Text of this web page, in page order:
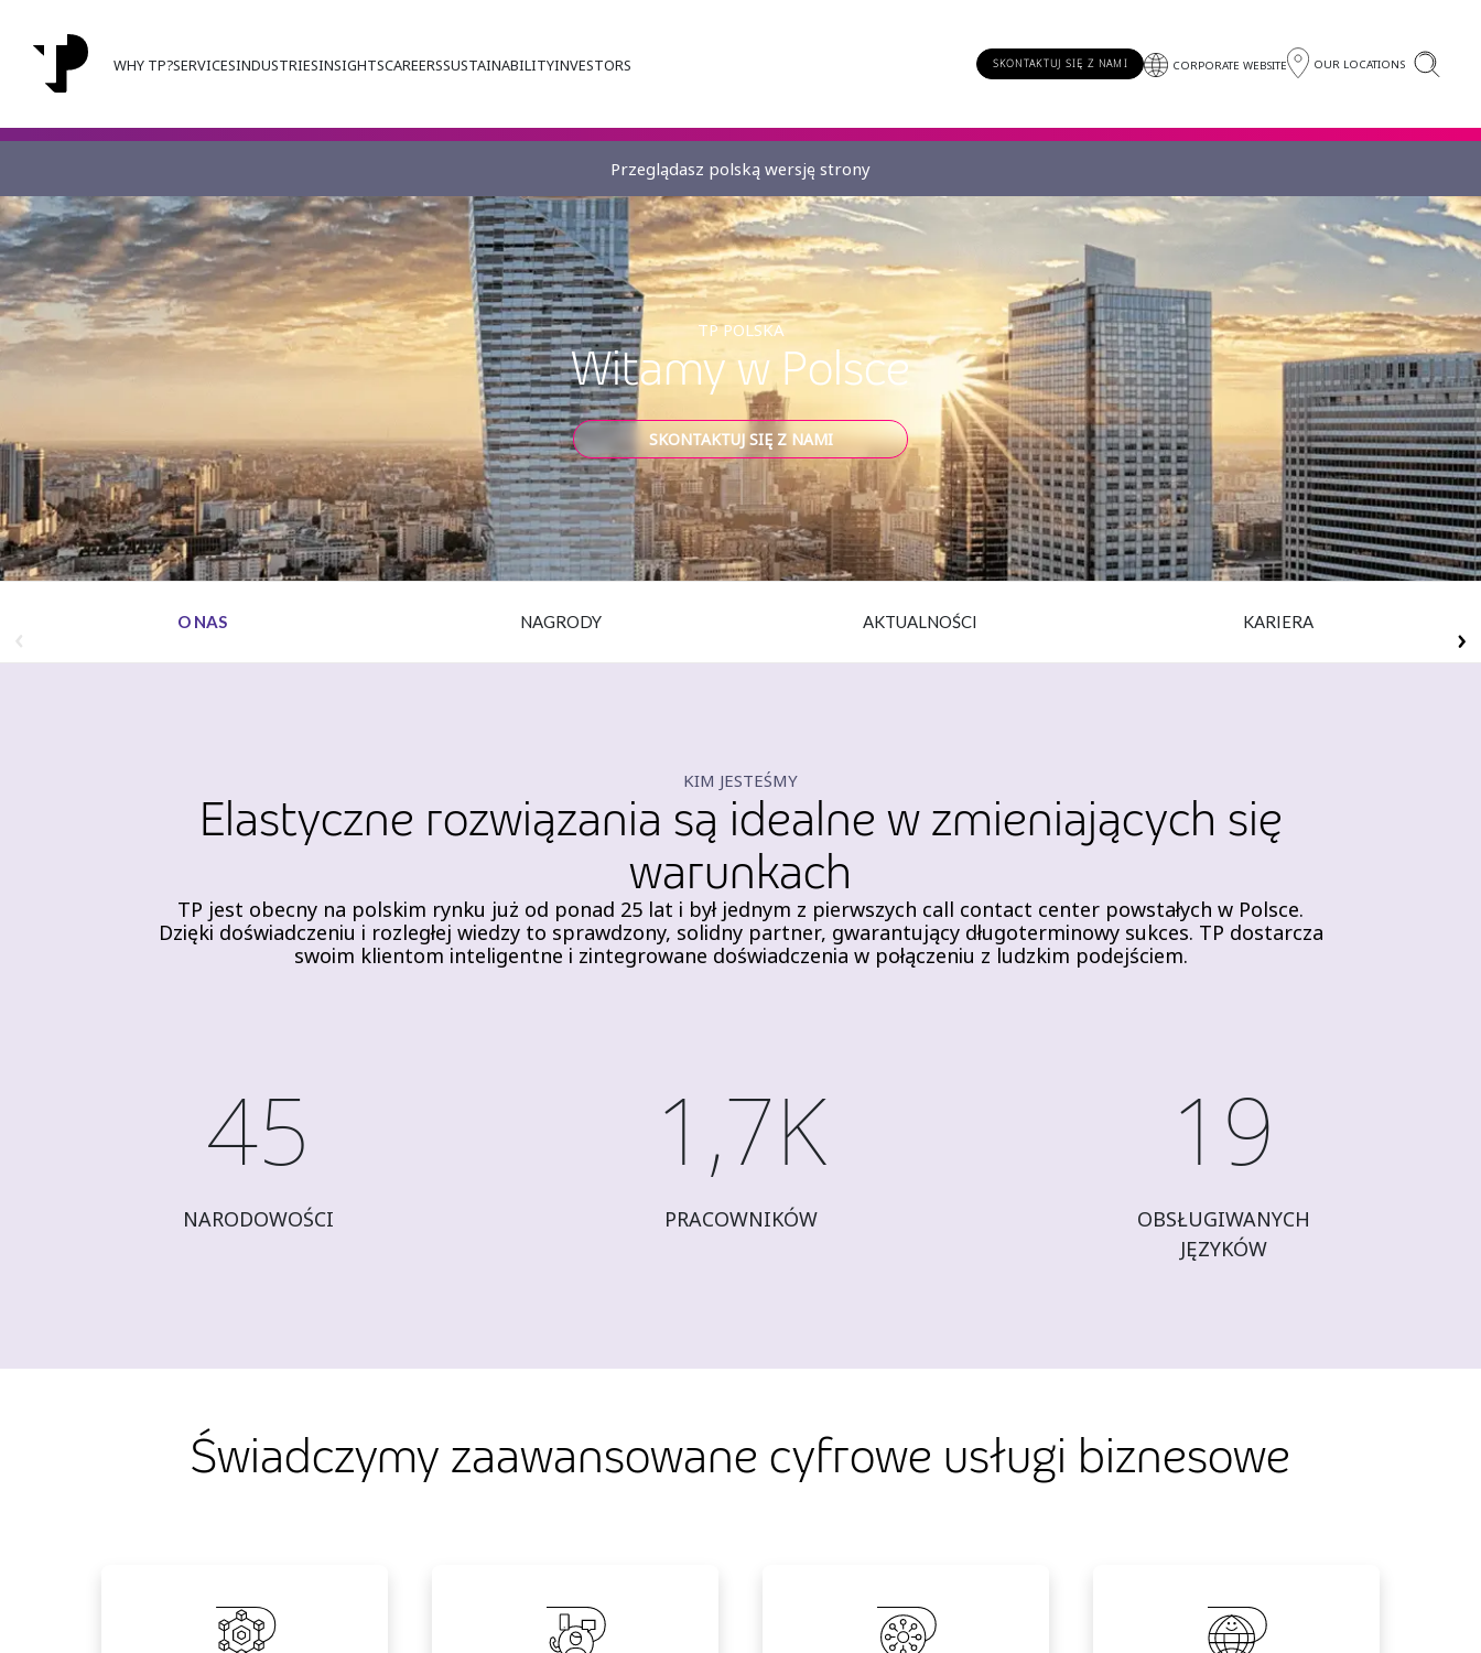
WHY TP?SERVICESINDUSTRIESINSIGHTSCAREERSSUSTAINABILITYINVESTORS SKONTAKTUJ SIĘ Z NAMI CORPORATE WEBSITE OUR LOCATIONS
Przeglądasz polską wersję strony
TP POLSKA
Witamy w Polsce
SKONTAKTUJ SIĘ Z NAMI
O NAS NAGRODY AKTUALNOŚCI KARIERA
KIM JESTEŚMY
Elastyczne rozwiązania są idealne w zmieniających się
warunkach
TP jest obecny na polskim rynku już od ponad 25 lat i był jednym z pierwszych call contact center powstałych w Polsce.
Dzięki doświadczeniu i rozległej wiedzy to sprawdzony, solidny partner, gwarantujący długoterminowy sukces. TP dostarcza
swoim klientom inteligentne i zintegrowane doświadczenia w połączeniu z ludzkim podejściem.
45
NARODOWOŚCI
1,7K
PRACOWNIKÓW
19
OBSŁUGIWANYCH
JĘZYKÓW
Świadczymy zaawansowane cyfrowe usługi biznesowe